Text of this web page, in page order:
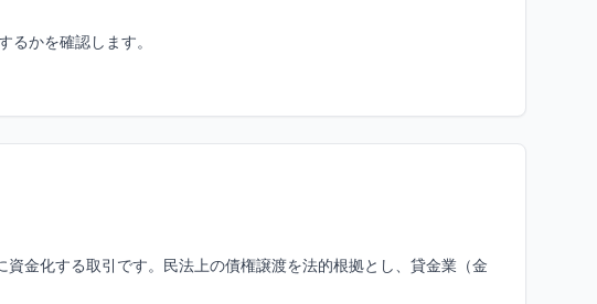
るかを確認します。
金化する取引です。民法上の債権譲渡を法的根拠とし、貸金業（金